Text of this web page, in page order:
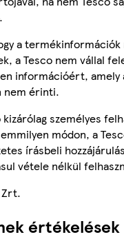
a
a Tesco nem vállal
információért, amely
nem érinti.
személyes
módon, a
írásbeli
vétele nélkül
Zrt.
értékelések